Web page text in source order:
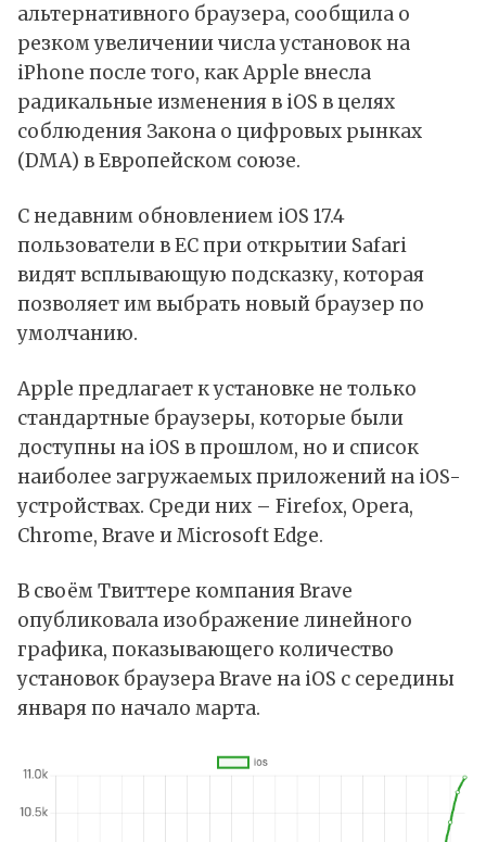
альтернативного браузера, сообщила о
резком увеличении числа установок на
iPhone после того, как Apple внесла
радикальные изменения в iOS в целях
соблюдения Закона о цифровых рынках
(DMA) в Европейском союзе.
С недавним обновлением iOS 17.4
пользователи в ЕС при открытии Safari
видят всплывающую подсказку, которая
позволяет им выбрать новый браузер по
умолчанию.
Apple предлагает к установке не только
стандартные браузеры, которые были
доступны на iOS в прошлом, но и список
наиболее загружаемых приложений на iOS-
устройствах. Среди них – Firefox, Opera,
Chrome, Brave и Microsoft Edge.
В своём Твиттере компания Brave
опубликовала изображение линейного
графика, показывающего количество
установок браузера Brave на iOS с середины
января по начало марта.